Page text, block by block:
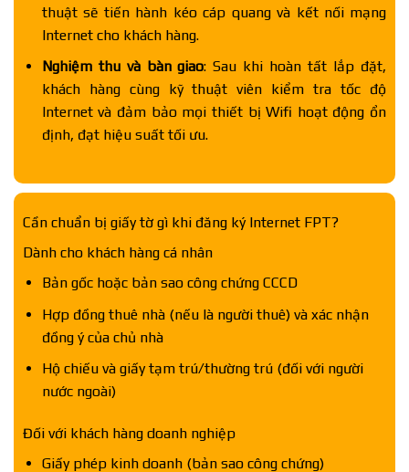
thuật sẽ tiến hành kéo cáp quang và kết nối mạng
Internet cho khách hàng.
Nghiệm thu và bàn giao: Sau khi hoàn tất lắp đặt,
khách hàng cùng kỹ thuật viên kiểm tra tốc độ
Internet và đảm bảo mọi thiết bị Wifi hoạt động ổn
định, đạt hiệu suất tối ưu.
Cần chuẩn bị giấy tờ gì khi đăng ký Internet FPT?
Dành cho khách hàng cá nhân
Bản gốc hoặc bản sao công chứng CCCD
Hợp đồng thuê nhà (nếu là người thuê) và xác nhận
đồng ý của chủ nhà
Hộ chiếu và giấy tạm trú/thường trú (đối với người
nước ngoài)
Đối với khách hàng doanh nghiệp
Giấy phép kinh doanh (bản sao công chứng)